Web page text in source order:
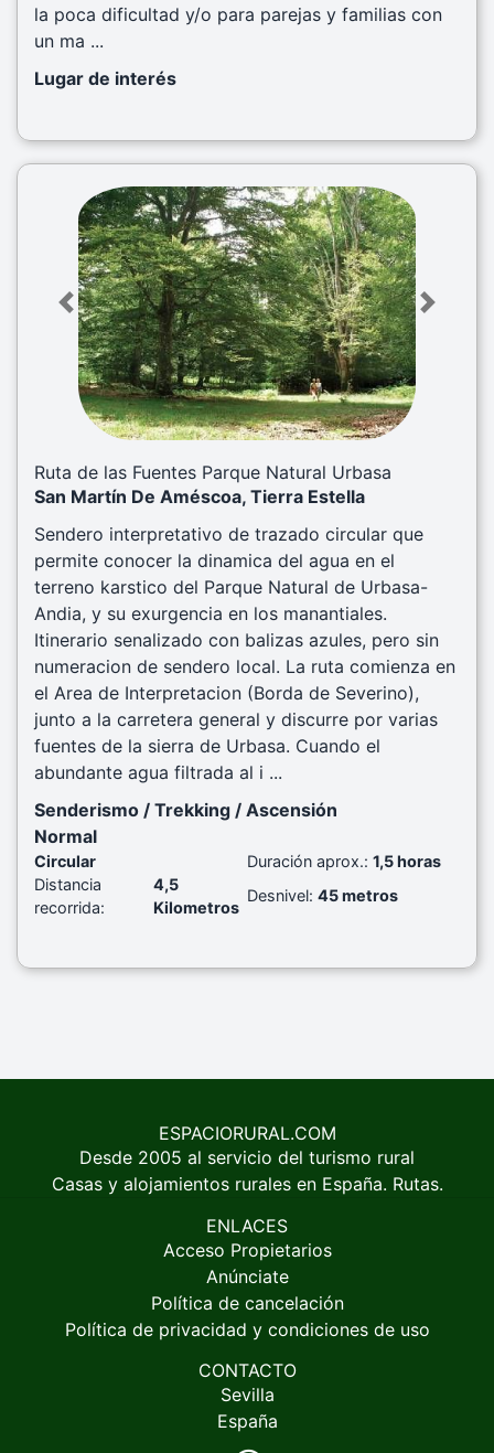
la poca dificultad y/o para parejas y familias con
un ma ...
Lugar de interés
Previous Next
Ruta de las Fuentes Parque Natural Urbasa
San Martín De Améscoa, Tierra Estella
Sendero interpretativo de trazado circular que
permite conocer la dinamica del agua en el
terreno karstico del Parque Natural de Urbasa-
Andia, y su exurgencia en los manantiales.
Itinerario senalizado con balizas azules, pero sin
numeracion de sendero local. La ruta comienza en
el Area de Interpretacion (Borda de Severino),
junto a la carretera general y discurre por varias
fuentes de la sierra de Urbasa. Cuando el
abundante agua filtrada al i ...
Senderismo / Trekking / Ascensión
Normal
Circular Duración aprox.: 1,5 horas
Distancia
recorrida:
4,5
Kilometros
Desnivel: 45 metros
ESPACIORURAL.COM
Desde 2005 al servicio del turismo rural
Casas y alojamientos rurales en España. Rutas.
ENLACES
Acceso Propietarios
Anúnciate
Política de cancelación
Política de privacidad y condiciones de uso
CONTACTO
Sevilla
España